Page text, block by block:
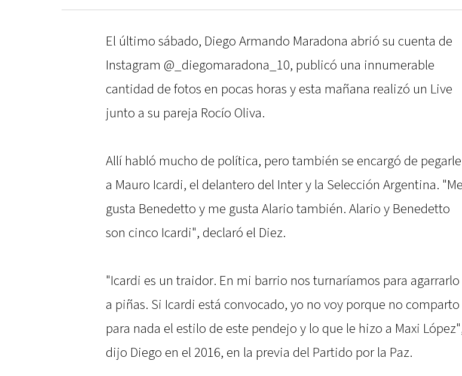
El último sábado, Diego Armando Maradona abrió su cuenta de
Instagram @_diegomaradona_10, publicó una innumerable
cantidad de fotos en pocas horas y esta mañana realizó un Live
junto a su pareja Rocío Oliva.
Allí habló mucho de política, pero también se encargó de pegarle
a Mauro Icardi, el delantero del Inter y la Selección Argentina. "Me
gusta Benedetto y me gusta Alario también. Alario y Benedetto
son cinco Icardi", declaró el Diez.
"Icardi es un traidor. En mi barrio nos turnaríamos para agarrarlo
a piñas. Si Icardi está convocado, yo no voy porque no comparto
para nada el estilo de este pendejo y lo que le hizo a Maxi
dijo Diego en el 2016, en la previa del Partido por la Paz.